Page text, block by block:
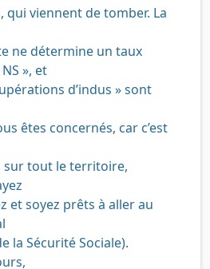
qui viennent de tomber. La
ne détermine un taux
», et
d’indus » sont
êtes concernés, car c’est
sur tout le territoire,
et soyez prêts à aller au
la Sécurité Sociale).